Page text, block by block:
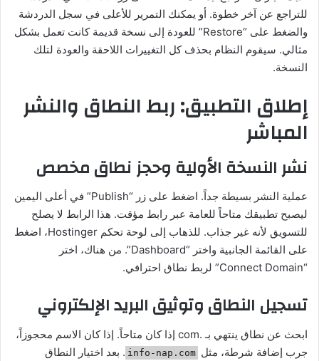
للتراجع عن آخر خطوة. أو يمكنك التمرير للأعلى في سجل الدردشة
والضغط على “Restore” للعودة إلى نسخة قديمة كانت تعمل بشكل
مثالي. سيقوم النظام بحذف كل التغييرات اللاحقة والعودة لتلك
النسخة.
إطلاق التطبيق: ربط النطاق والنشر
المباشر
نشر النسخة الأولية وحجز نطاق مخصص
عملية النشر بسيطة جداً. اضغط على زر “Publish” في أعلى اليمين
ليصبح تطبيقك متاحاً للعامة عبر رابط مؤقت. هذا الرابط لا يصلح
للتسويق لأنه غير جذاب. للذهاب إلى لوحة تحكم Hostinger، اضغط
على القائمة الجانبية واختر “Dashboard”. من هناك، اختر
“Connect Domain” لربط نطاق احترافي.
تسجيل النطاق وتوثيق البريد الإلكتروني
ابحث عن نطاق ينتهي بـ .com إذا كان متاحاً. إذا كان الاسم محجوزاً،
جرب إضافة شرطة، مثل info-nap.com . بعد اختيار النطاق